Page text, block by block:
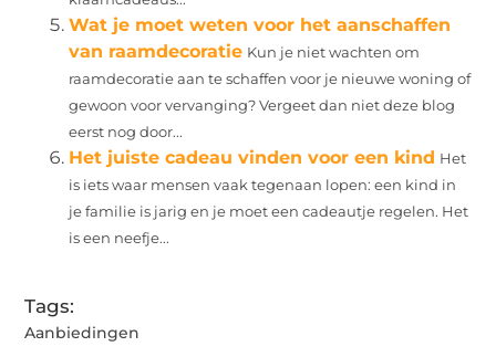
Wat je moet weten voor het aanschaffen
van raamdecoratie Kun je niet wachten om
raamdecoratie aan te schaffen voor je nieuwe woning of
gewoon voor vervanging? Vergeet dan niet deze blog
eerst nog door...
Het juiste cadeau vinden voor een kind Het
is iets waar mensen vaak tegenaan lopen: een kind in
je familie is jarig en je moet een cadeautje regelen. Het
is een neefje...
Tags:
Aanbiedingen